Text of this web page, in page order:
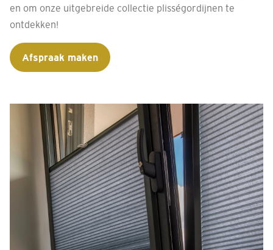
en om onze uitgebreide collectie plisségordijnen te
ontdekken!
Afspraak maken